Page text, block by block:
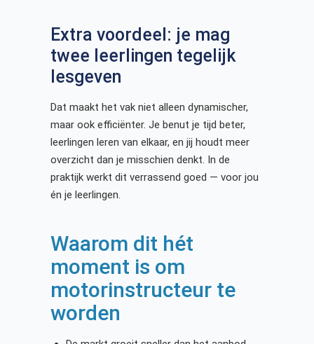
Extra voordeel: je mag
twee leerlingen tegelijk
lesgeven
Dat maakt het vak niet alleen dynamischer,
maar ook efficiënter. Je benut je tijd beter,
leerlingen leren van elkaar, en jij houdt meer
overzicht dan je misschien denkt. In de
praktijk werkt dit verrassend goed — voor jou
én je leerlingen.
Waarom dit hét
moment is om
motorinstructeur te
worden